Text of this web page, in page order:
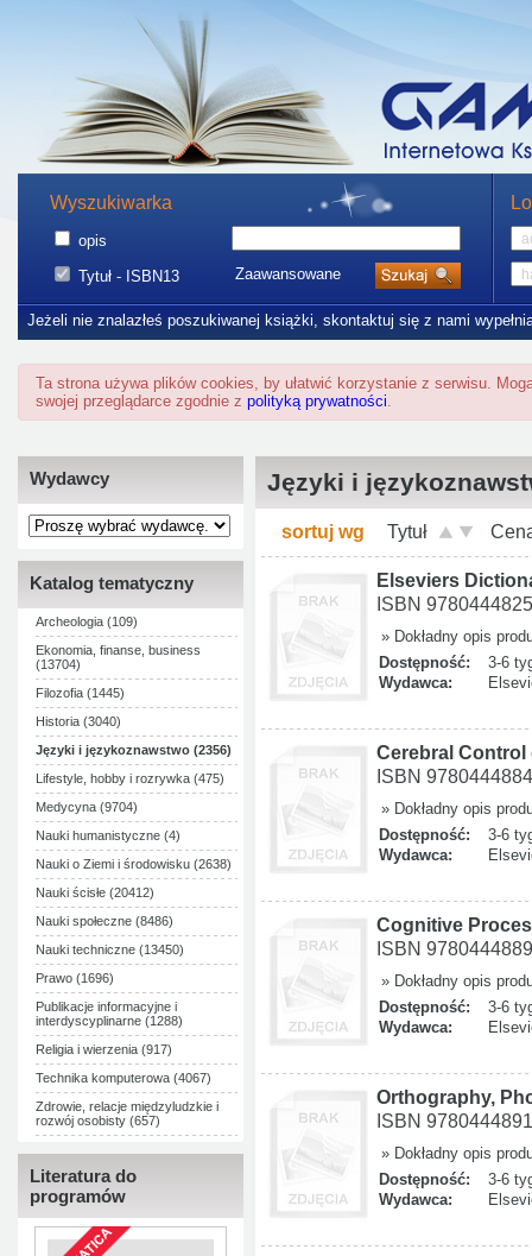
Wyszukiwarka
opis
Tytuł - ISBN13
Zaawansowane
Jeżeli nie znalazłeś poszukiwanej książki, skontaktuj się z nami
Ta strona używa plików cookies, by ułatwić korzystanie z serwisu.
swojej przeglądarce zgodnie z polityką prywatności.
Wydawcy
Katalog tematyczny
Archeologia (109)
Ekonomia, finanse, business
(13704)
Filozofia (1445)
Historia (3040)
Języki i językoznawstwo (2356)
Lifestyle, hobby i rozrywka (475)
Medycyna (9704)
Nauki humanistyczne (4)
Nauki o Ziemi i środowisku (2638)
Nauki ścisłe (20412)
Nauki społeczne (8486)
Nauki techniczne (13450)
Prawo (1696)
Publikacje informacyjne i
interdyscyplinarne (1288)
Religia i wierzenia (917)
Technika komputerowa (4067)
Zdrowie, relacje międzyludzkie i
rozwój osobisty (657)
Literatura do
programów
Języki i
sortuj wg Tytuł
Elseviers
ISBN
» Dokładny opis
Dostępność:
3-6
Wydawca:
Cerebral
ISBN
» Dokładny opis
Dostępność:
3-6
Wydawca:
Cognitive
ISBN
» Dokładny opis
Dostępność:
3-6
Wydawca:
Orthography,
ISBN
» Dokładny opis
Dostępność:
3-6
Wydawca: